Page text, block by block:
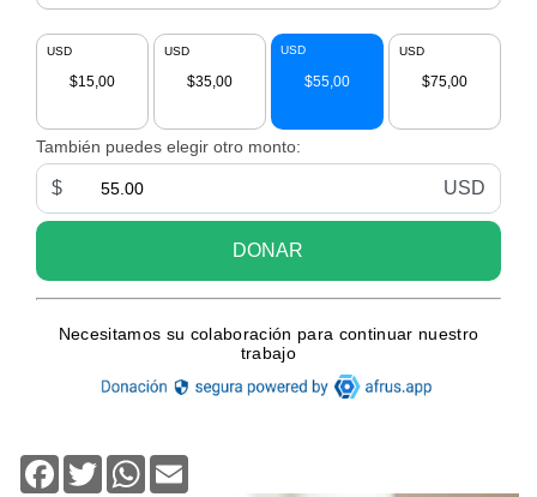
Facebook
TwitterWhatsApp